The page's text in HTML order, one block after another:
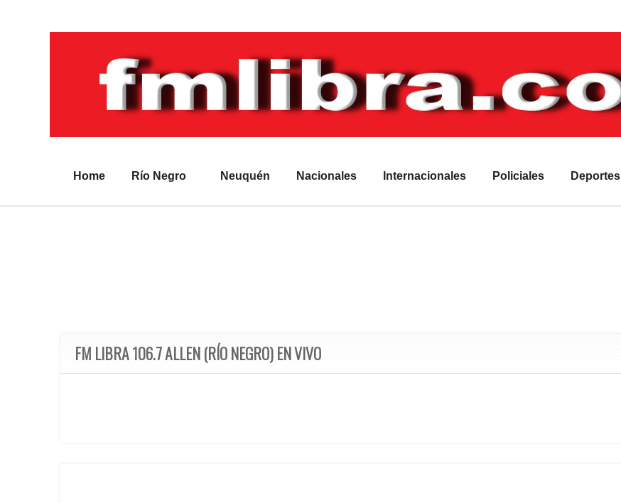
Home Río Negro Neuquén Nacionales Internacionales Policiales Deportes
FM LIBRA 106.7 ALLEN (RÍO NEGRO) EN VIVO